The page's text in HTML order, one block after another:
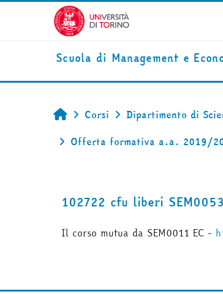
Vai al contenuto principale
Scuola di Management e
Home
Corsi Dipartimento di
Offerta formativa a.a. 2019/
102722 cfu liberi
Il corso mutua da SEM0011 EC -